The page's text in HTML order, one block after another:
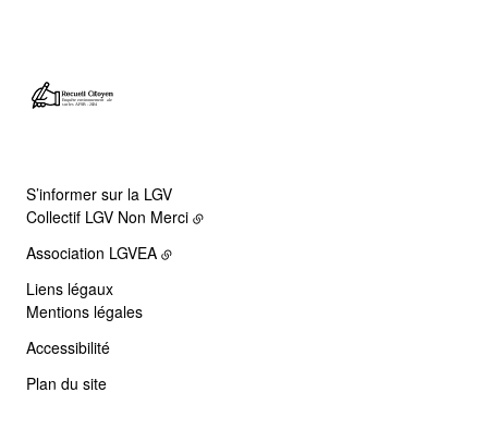
S’informer sur la LGV
Collectif LGV Non Merci
Association LGVEA
Liens légaux
Mentions légales
Accessibilité
Plan du site